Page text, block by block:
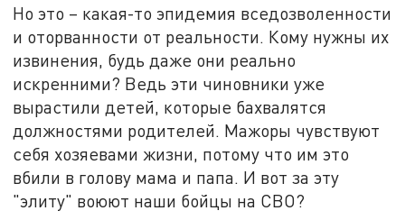
Но это – какая-то эпидемия вседозволенности
и оторванности от реальности. Кому нужны их
извинения, будь даже они реально
искренними? Ведь эти чиновники уже
вырастили детей, которые бахвалятся
должностями родителей. Мажоры чувствуют
себя хозяевами жизни, потому что им это
вбили в голову мама и папа. И вот за эту
"элиту" воюют наши бойцы на СВО?